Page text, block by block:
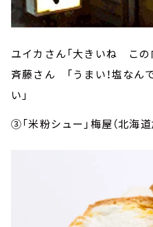
ユイカさん「大きいね この
斉藤さん 「うまい！塩なん
い」
③「米粉シュー」梅屋（北海道